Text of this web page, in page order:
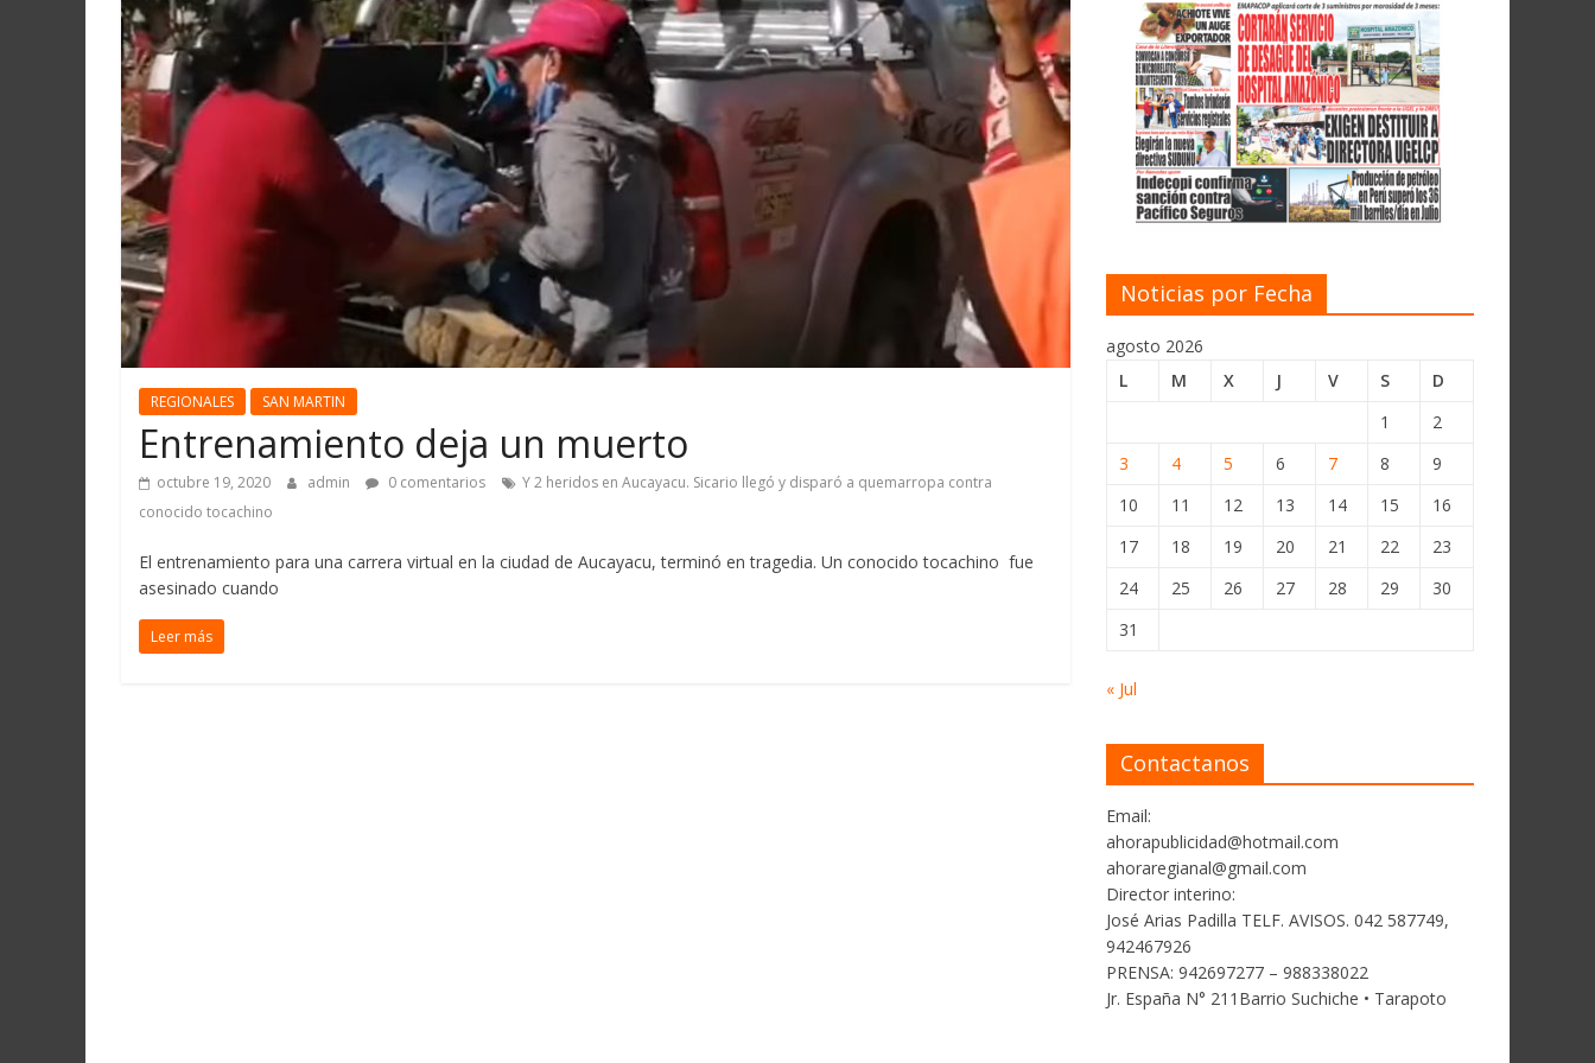
Martín
y
Loreto
REGIONALES SAN MARTIN
Entrenamiento deja un muerto
octubre 19, 2020 admin 0 comentarios
Y 2 heridos en Aucayacu. Sicario llegó y disparó a quemarropa contra
conocido tocachino
El entrenamiento para una carrera virtual en la ciudad de Aucayacu, terminó en tragedia. Un conocido tocachino fue
asesinado cuando
Leer más
Noticias por Fecha
agosto 2026
L
M X J V S
D
1
2
3
4 5 6 7 8
9
10
11 12 13 14 15
16
17
18 19 20 21 22
23
24
25 26 27 28 29
30
31
« Jul
Contactanos
Email:
ahorapublicidad@hotmail.com
ahoraregianal@gmail.com
Director interino:
José Arias Padilla TELF. AVISOS. 042 587749,
942467926
PRENSA: 942697277 – 988338022
Jr. España N° 211Barrio Suchiche • Tarapoto